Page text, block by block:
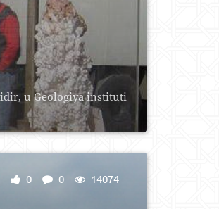
u Geologiya instituti
0 0 14074